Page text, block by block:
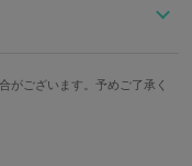
うなオープンハート仕
がございます。予めご了承く